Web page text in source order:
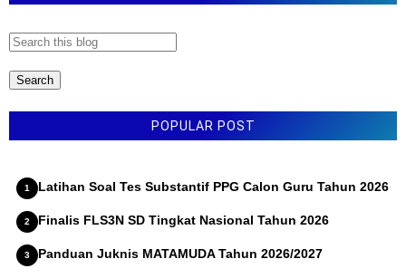
POPULAR POST
Latihan Soal Tes Substantif PPG Calon Guru Tahun 2026
Finalis FLS3N SD Tingkat Nasional Tahun 2026
Panduan Juknis MATAMUDA Tahun 2026/2027